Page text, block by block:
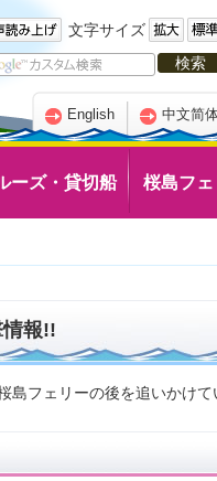
文字サイズ
English 中文简
ーズ・貸切船 桜島フ
報!!
フェリーの後を追いかけて